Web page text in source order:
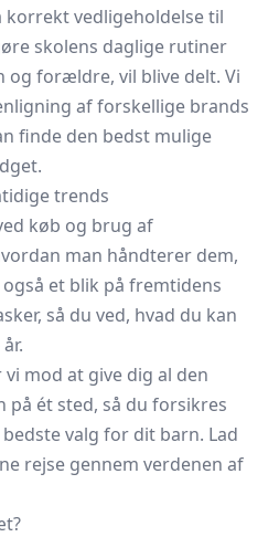
vedligeholdelse til
skolens daglige rutiner
og forældre, vil blive delt. Vi
af forskellige brands
finde den bedst mulige
trends
køb og brug af
man håndterer dem,
et blik på fremtidens
så du ved, hvad du kan
mod at give dig al den
ét sted, så du forsikres
valg for dit barn. Lad
rejse gennem verdenen af